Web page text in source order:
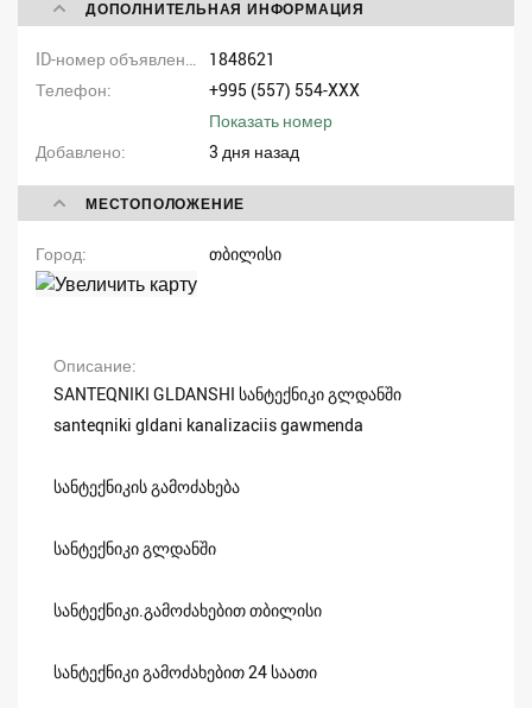
ДОПОЛНИТЕЛЬНАЯ ИНФОРМАЦИЯ
1848621
Телефон
+995 (557) 554-XXX
Показать номер
Добавлено
3 дня назад
МЕСТОПОЛОЖЕНИЕ
Город თბილისი
Описание
SANTEQNIKI GLDANSHI სანტექნიკი გლდანში
santeqniki gldani kanalizaciis gawmenda
სანტექნიკის გამოძახება
სანტექნიკი გლდანში
სანტექნიკი.გამოძახებით თბილისი
სანტექნიკი გამოძახებით 24 საათი